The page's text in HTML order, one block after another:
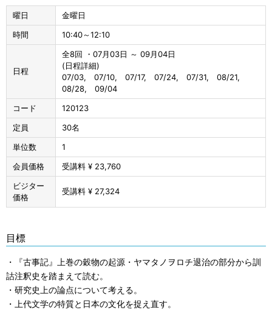
曜日
金曜日
時間
10:40～12:10
日程
全8回 ・07月03日 ～ 09月04日
(日程詳細)
07/03, 07/10, 07/17, 07/24, 07/31, 08/21,
08/28, 09/04
コード
120123
定員
30名
単位数
1
会員価格
受講料 ¥ 23,760
ビジター
価格
受講料 ¥ 27,324
目標
・『古事記』上巻の穀物の起源・ヤマタノヲロチ退治の部分から訓
詁注釈史を踏まえて読む。
・研究史上の論点について考える。
・上代文学の特質と日本の文化を捉え直す。